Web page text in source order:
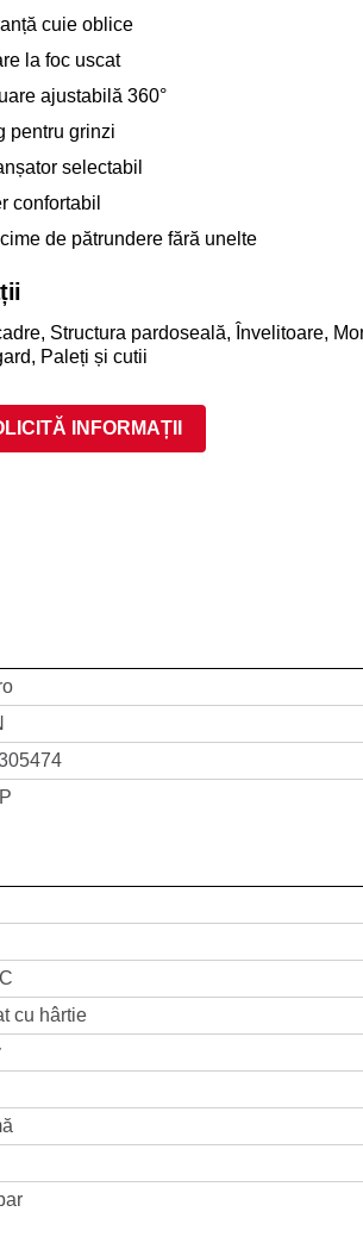
de prindere de la 50 până la 90mm
cuie oblice
la foc uscat
ajustabilă 360°
pentru grinzi
selectabil
confortabil
de pătrundere fără unelte
Structura pardoseală, Învelitoare,
Paleți și cutii
INFORMAȚII
cu hârtie